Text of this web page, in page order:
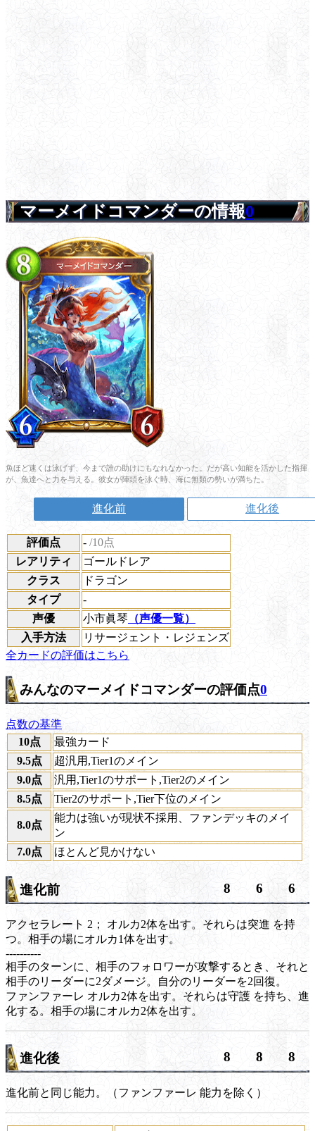
マーメイドコマンダーの情報0
魚ほど速くは泳げず、今まで誰の助けにもなれなかった。だが高い知能を活かした指揮
が、魚達へと力を与える。彼女が陣頭を泳ぐ時、海に無類の勢いが満ちた。
進化前 進化後
評価点 - /10点
レアリティ
ゴールドレア
クラス
ドラゴン
タイプ
-
声優
小市眞琴 （声優一覧）
入手方法
リサージェント・レジェンズ
全カードの評価はこちら
みんなのマーメイドコマンダーの評価点0
点数の基準
10点
最強カード
9.5点
超汎用,Tier1のメイン
9.0点
汎用,Tier1のサポート,Tier2のメイン
8.5点
Tier2のサポート,Tier下位のメイン
8.0点
能力は強いが現状不採用、ファンデッキのメイ
ン
7.0点
ほとんど見かけない
進化前 8 6 6
アクセラレート 2； オルカ2体を出す。それらは突進 を持
つ。相手の場にオルカ1体を出す。
----------
相手のターンに、相手のフォロワーが攻撃するとき、それと
相手のリーダーに2ダメージ。自分のリーダーを2回復。
ファンファーレ オルカ2体を出す。それらは守護 を持ち、進
化する。相手の場にオルカ2体を出す。
進化後 8 8 8
進化前と同じ能力。（ファンファーレ 能力を除く）